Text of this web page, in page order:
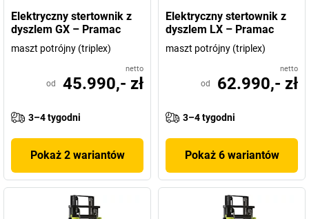
Elektryczny stertownik z
dyszlem GX – Pramac
maszt potrójny (triplex)
netto
od 45.990,- zł
3–4 tygodni
Pokaż 2 wariantów
Elektryczny stertownik z
dyszlem LX – Pramac
maszt potrójny (triplex)
netto
od 62.990,- zł
3–4 tygodni
Pokaż 6 wariantów